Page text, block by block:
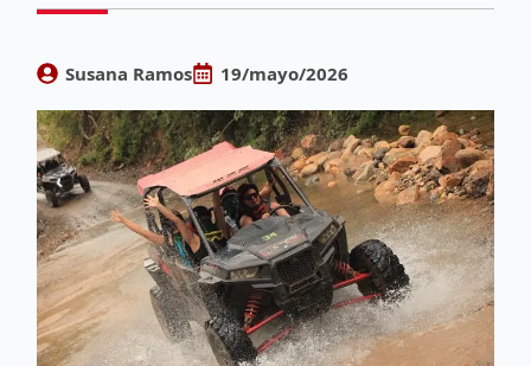
Susana Ramos 19/mayo/2026